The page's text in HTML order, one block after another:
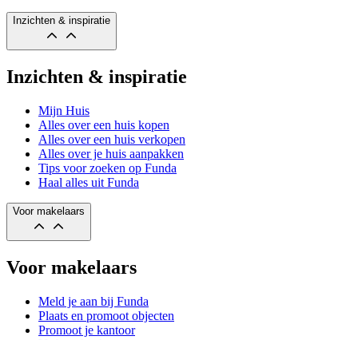
Inzichten & inspiratie
Inzichten & inspiratie
Mijn Huis
Alles over een huis kopen
Alles over een huis verkopen
Alles over je huis aanpakken
Tips voor zoeken op Funda
Haal alles uit Funda
Voor makelaars
Voor makelaars
Meld je aan bij Funda
Plaats en promoot objecten
Promoot je kantoor